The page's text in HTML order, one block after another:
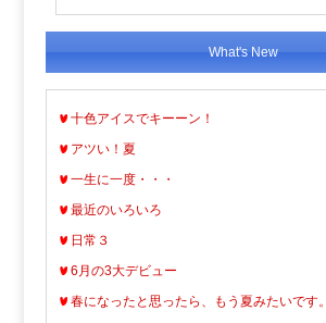
What's New
十色アイスでキーーン！
アツい！夏
一生に一度・・・
最近のいろいろ
日常３
6月の3大デビュー
春になったと思ったら、もう夏みたいです。